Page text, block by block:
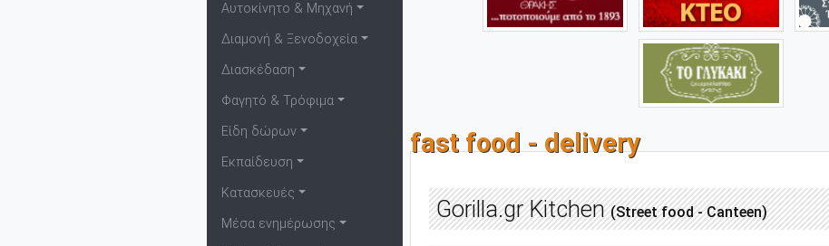
Αυτοκίνητο & Μηχανή
Διαμονή & Ξενοδοχεία
Διασκέδαση
Φαγητό & Τρόφιμα
Είδη δώρων
Εκπαίδευση
Κατασκευές
Μέσα ενημέρωσης
fast food - delivery
Gorilla.gr Kitchen(Street food - Canteen)